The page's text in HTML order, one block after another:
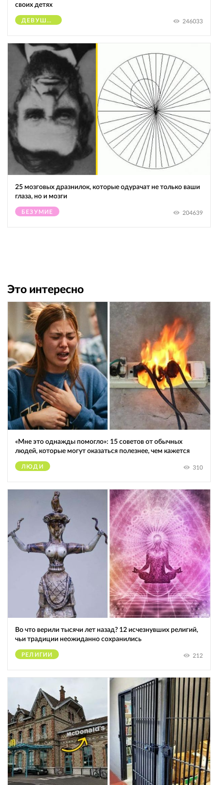
своих детях
ДЕВУШКИ 246033
25 мозговых дразнилок, которые одурачат не только ваши
глаза, но и мозги
БЕЗУМИЕ 204639
Это интересно
«Мне это однажды помогло»: 15 советов от обычных
людей, которые могут оказаться полезнее, чем кажется
ЛЮДИ 310
Во что верили тысячи лет назад? 12 исчезнувших религий,
чьи традиции неожиданно сохранились
РЕЛИГИИ 212